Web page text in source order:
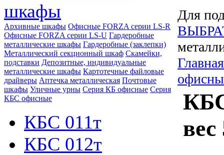
шкафы
Архивные шкафы Офисные FORZA серии LS-R
Офисные FORZA серии LS-U Гардеробные
металлические шкафы Гардеробные (заклепки)
Металлический секционный шкаф Скамейки,
подставки Депозитные, индивидуальные
металлические шкафы Картотечные файловые
драйверы Аптечка металлическая Почтовые
шкафы Уличные урны Серия КБ офисные Серия
КБС офисные
КБС 011т
КБС 012т
Для
Главная
вес